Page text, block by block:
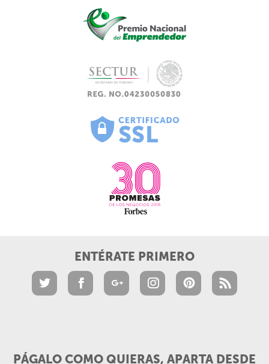
ENTÉRATE PRIMERO
PÁGALO COMO QUIERAS, APARTA DESDE